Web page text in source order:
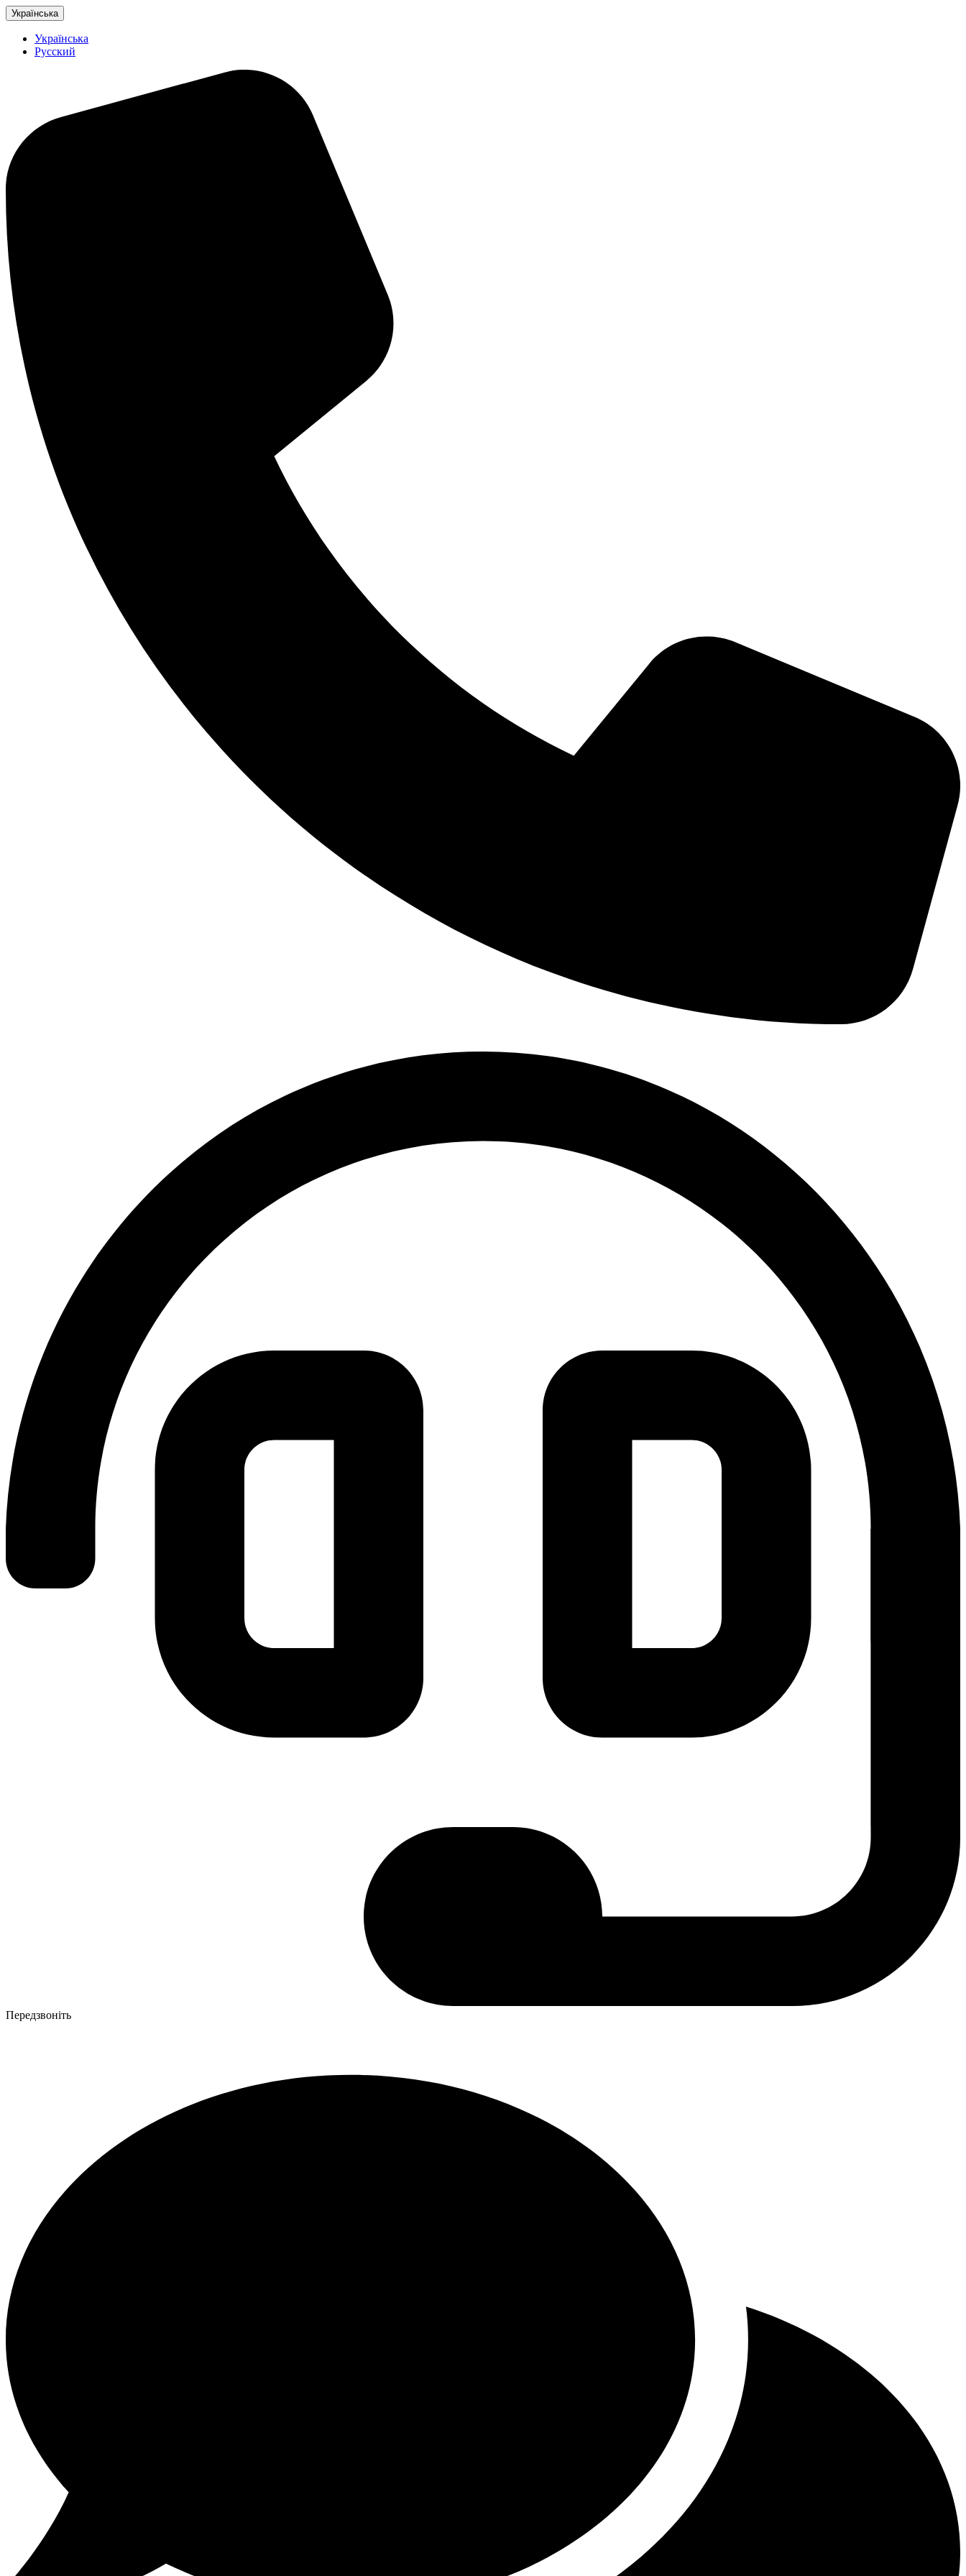
Українська
Українська
Русский
Передзвоніть